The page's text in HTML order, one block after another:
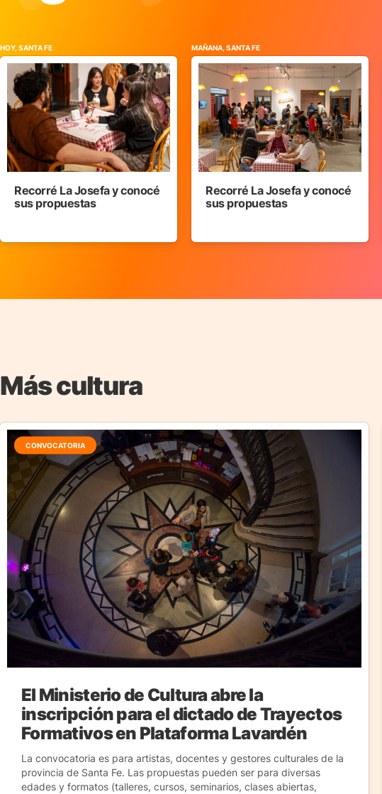
HOY, SANTA FE
Recorré La Josefa y conocé
sus propuestas
MAÑANA, SANTA FE
Recorré La Josefa y conocé
sus propuestas
Más cultura
CONVOCATORIA
El Ministerio de Cultura abre la
inscripción para el dictado de Trayectos
Formativos en Plataforma Lavardén
La convocatoria es para artistas, docentes y gestores culturales de la
provincia de Santa Fe. Las propuestas pueden ser para diversas
edades y formatos (talleres, cursos, seminarios, clases abiertas,